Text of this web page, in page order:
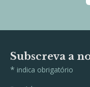
Subscreva a
* indica obrigatório